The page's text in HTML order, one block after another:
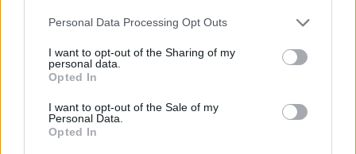
Please note that this website/app uses one or more Google
not limited to your visit or usage behaviour. You may click to
grant or deny consent to Google and its third-party tags to
use your data for below specified purposes in below Google
consent section.
Personal Data Processing Opt Outs
I want to opt-out of the Sharing of my
personal data.
Opted In
I want to opt-out of the Sale of my
Personal Data.
Opted In
2015 elején még nem nagyon lehetett látni semmilyen
közösségi vagy alternatív játékfilmet, úgyhogy